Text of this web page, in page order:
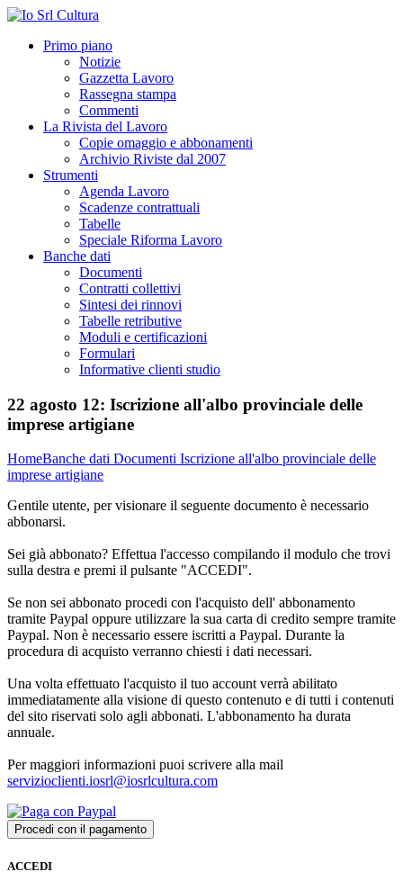
Primo piano
Notizie
Gazzetta Lavoro
Rassegna stampa
Commenti
La Rivista del Lavoro
Copie omaggio e abbonamenti
Archivio Riviste dal 2007
Strumenti
Agenda Lavoro
Scadenze contrattuali
Tabelle
Speciale Riforma Lavoro
Banche dati
Documenti
Contratti collettivi
Sintesi dei rinnovi
Tabelle retributive
Moduli e certificazioni
Formulari
Informative clienti studio
22 agosto 12: Iscrizione all'albo provinciale delle
imprese artigiane
HomeBanche dati Documenti Iscrizione all'albo provinciale delle
imprese artigiane
Gentile utente, per visionare il seguente documento è necessario
abbonarsi.
Sei già abbonato? Effettua l'accesso compilando il modulo che trovi
sulla destra e premi il pulsante "ACCEDI".
Se non sei abbonato procedi con l'acquisto dell' abbonamento
tramite Paypal oppure utilizzare la sua carta di credito sempre tramite
Paypal. Non è necessario essere iscritti a Paypal. Durante la
procedura di acquisto verranno chiesti i dati necessari.
Una volta effettuato l'acquisto il tuo account verrà abilitato
immediatamente alla visione di questo contenuto e di tutti i contenuti
del sito riservati solo agli abbonati. L'abbonamento ha durata
annuale.
Per maggiori informazioni puoi scrivere alla mail
servizioclienti.iosrl@iosrlcultura.com
ACCEDI